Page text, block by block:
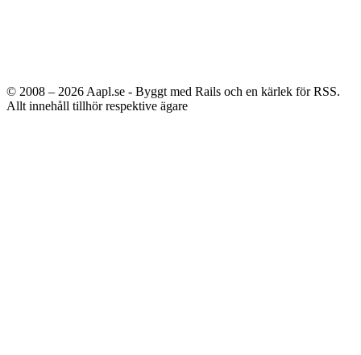
© 2008 – 2026 Aapl.se - Byggt med Rails och en kärlek för RSS.
Allt innehåll tillhör respektive ägare